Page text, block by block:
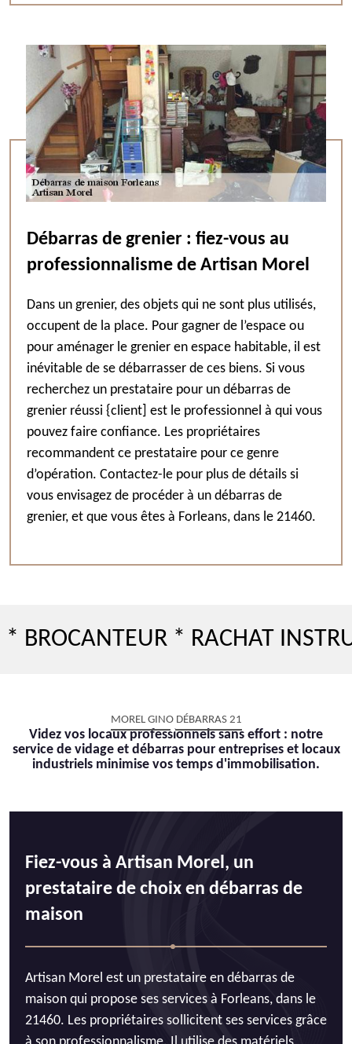
Débarras de grenier : fiez-vous au
professionnalisme de Artisan Morel
Dans un grenier, des objets qui ne sont plus utilisés,
occupent de la place. Pour gagner de l’espace ou
pour aménager le grenier en espace habitable, il est
inévitable de se débarrasser de ces biens. Si vous
recherchez un prestataire pour un débarras de
grenier réussi {client] est le professionnel à qui vous
pouvez faire confiance. Les propriétaires
recommandent ce prestataire pour ce genre
d’opération. Contactez-le pour plus de détails si
vous envisagez de procéder à un débarras de
grenier, et que vous êtes à Forleans, dans le 21460.
* RACHAT
MOREL GINO DÉBARRAS 21
Videz vos locaux professionnels sans effort : notre
service de vidage et débarras pour entreprises et locaux
industriels minimise vos temps d'immobilisation.
Fiez-vous à Artisan Morel, un
prestataire de choix en débarras de
maison
Artisan Morel est un prestataire en débarras de
maison qui propose ses services à Forleans, dans le
21460. Les propriétaires sollicitent ses services grâce